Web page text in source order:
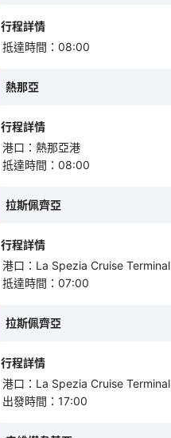
行程詳情
抵達時間 ： 08:00
熱那亞
行程詳情
港口 ： 熱那亞港
抵達時間 ： 08:00
拉斯佩齊亞
行程詳情
港口 ： La Spezia Cruise Terminal
抵達時間 ： 07:00
拉斯佩齊亞
行程詳情
港口 ： La Spezia Cruise Terminal
出發時間 ： 17:00